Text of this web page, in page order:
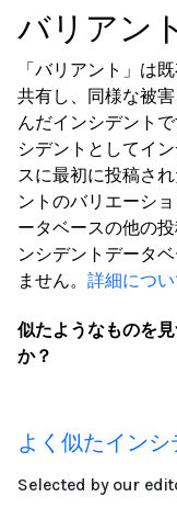
バリアント
「バリアント」は
共有し、同様な被
んだインシデント
シデントとしてイ
スに最初に投稿さ
ントのバリエーシ
ータベースの他の
ンシデントデータ
ません。 詳細につ
似たようなものを
か？
よく似たインシ
Selected by our